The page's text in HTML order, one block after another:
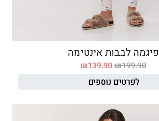
פיגמה לבבות אינטימה
₪199.90
₪139.90
לפרטים נוספים